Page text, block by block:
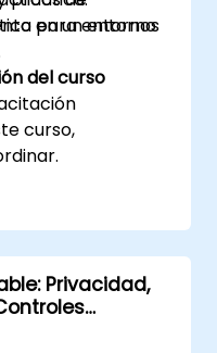
para entornos
en un entorno
del curso
curso,
Privacidad,